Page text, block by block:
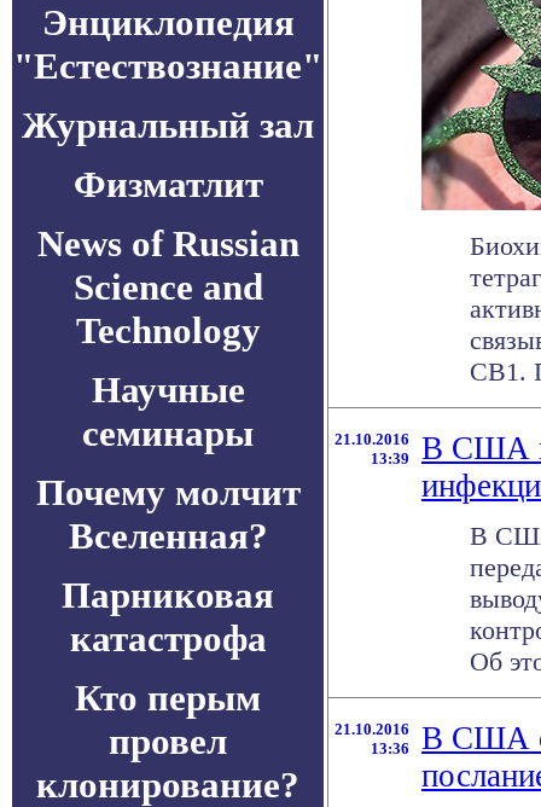
Энциклопедия
"Естествознание"
Журнальный зал
Физматлит
News of Russian
Science and
Technology
Научные
семинары
Почему молчит
Вселенная?
Парниковая
катастрофа
Кто перым
провел
клонирование?
CB1.
21.10.2016
13:39
В США
В США
Об
21.10.2016
13:36
В США